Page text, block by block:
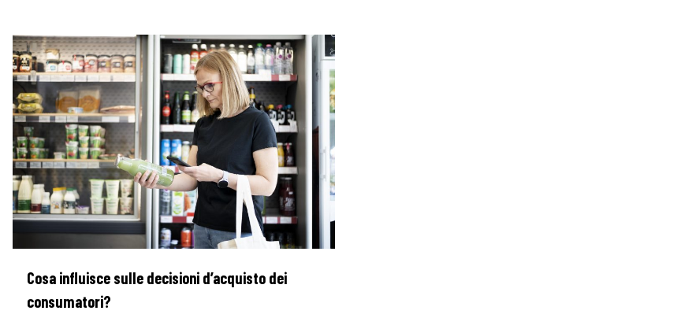
Cosa influisce sulle decisioni d’acquisto dei
consumatori?